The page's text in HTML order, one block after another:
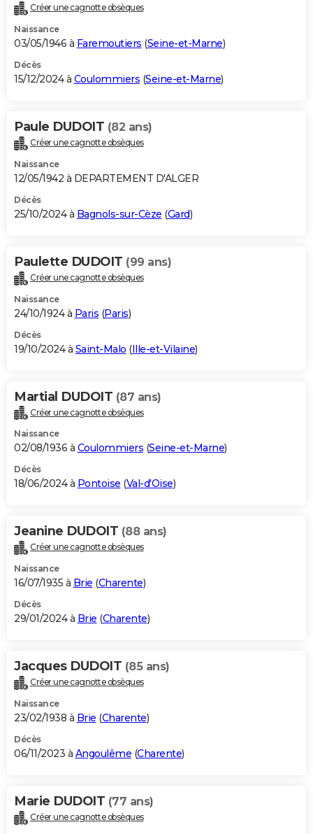
Créer une cagnotte obsèques
Naissance
03/05/1946 à Faremoutiers (Seine-et-Marne)
Décès
15/12/2024 à Coulommiers (Seine-et-Marne)
Paule DUDOIT (82 ans)
Créer une cagnotte obsèques
Naissance
12/05/1942 à DEPARTEMENT D'ALGER
Décès
25/10/2024 à Bagnols-sur-Cèze (Gard)
Paulette DUDOIT (99 ans)
Créer une cagnotte obsèques
Naissance
24/10/1924 à Paris (Paris)
Décès
19/10/2024 à Saint-Malo (Ille-et-Vilaine)
Martial DUDOIT (87 ans)
Créer une cagnotte obsèques
Naissance
02/08/1936 à Coulommiers (Seine-et-Marne)
Décès
18/06/2024 à Pontoise (Val-d'Oise)
Jeanine DUDOIT (88 ans)
Créer une cagnotte obsèques
Naissance
16/07/1935 à Brie (Charente)
Décès
29/01/2024 à Brie (Charente)
Jacques DUDOIT (85 ans)
Créer une cagnotte obsèques
Naissance
23/02/1938 à Brie (Charente)
Décès
06/11/2023 à Angoulême (Charente)
Marie DUDOIT (77 ans)
Créer une cagnotte obsèques